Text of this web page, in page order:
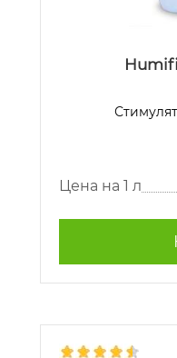
Цена на 1 л